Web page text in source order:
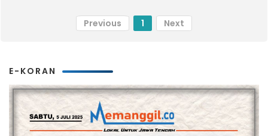
Previous 1 Next
E-KORAN